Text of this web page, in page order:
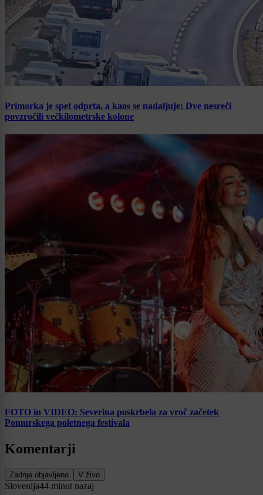
Primorka je spet odprta, a kaos se nadaljuje: Dve nesreči
povzročili večkilometrske kolone
FOTO in VIDEO: Severina poskrbela za vroč začetek
Pomurskega poletnega festivala
Komentarji
Zadnje objavljeno V živo
Slovenija44 minut nazaj